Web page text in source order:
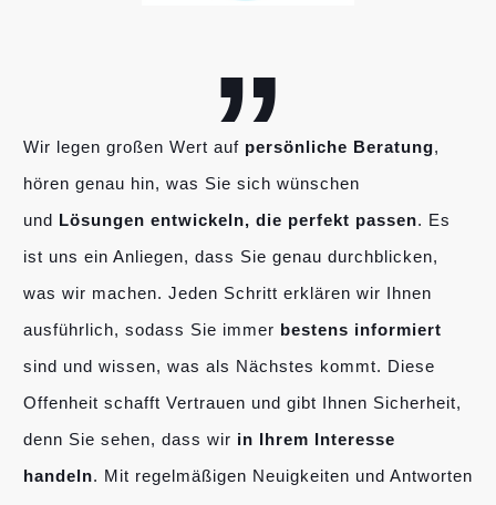
„
Wir legen großen Wert auf persönliche Beratung,
hören genau hin, was Sie sich wünschen
und Lösungen entwickeln, die perfekt passen. Es
ist uns ein Anliegen, dass Sie genau durchblicken,
was wir machen. Jeden Schritt erklären wir Ihnen
ausführlich, sodass Sie immer bestens informiert
sind und wissen, was als Nächstes kommt. Diese
Offenheit schafft Vertrauen und gibt Ihnen Sicherheit,
denn Sie sehen, dass wir in Ihrem Interesse
handeln. Mit regelmäßigen Neuigkeiten und Antworten